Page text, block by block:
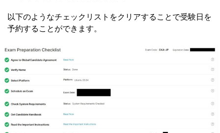
以下のようなチェックリストをクリアすることで受験日を
予約することができます。